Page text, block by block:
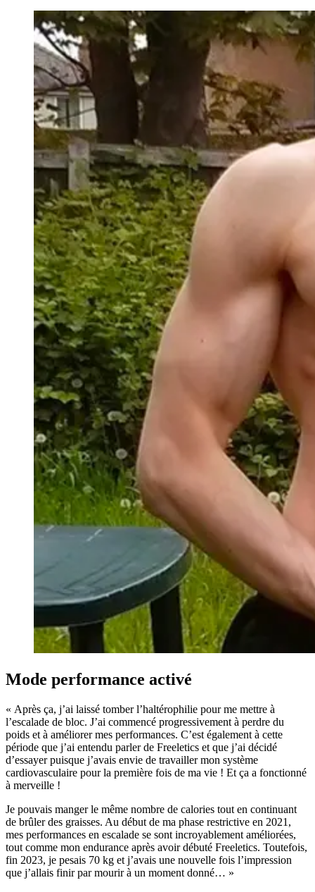
Mode performance activé
« Après ça, j’ai laissé tomber l’haltérophilie pour me mettre à
l’escalade de bloc. J’ai commencé progressivement à perdre du
poids et à améliorer mes performances. C’est également à cette
période que j’ai entendu parler de Freeletics et que j’ai décidé
d’essayer puisque j’avais envie de travailler mon système
cardiovasculaire pour la première fois de ma vie ! Et ça a fonctionné
à merveille !
Je pouvais manger le même nombre de calories tout en continuant
de brûler des graisses. Au début de ma phase restrictive en 2021,
mes performances en escalade se sont incroyablement améliorées,
tout comme mon endurance après avoir débuté Freeletics. Toutefois,
fin 2023, je pesais 70 kg et j’avais une nouvelle fois l’impression
que j’allais finir par mourir à un moment donné… »